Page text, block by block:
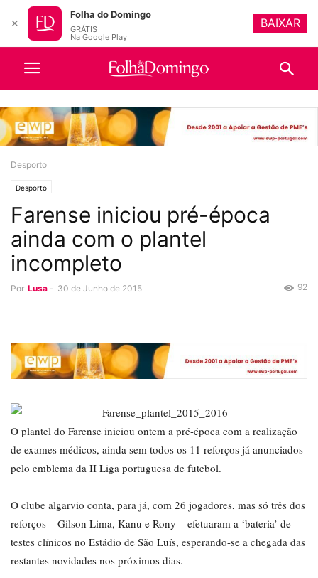
Desporto
Desporto
Farense iniciou pré-época
ainda com o plantel
incompleto
Por Lusa - 30 de Junho de 2015 92
O plantel do Farense iniciou ontem a pré-época com a realização
de exames médicos, ainda sem todos os 11 reforços já anunciados
pelo emblema da II Liga portuguesa de futebol.
O clube algarvio conta, para já, com 26 jogadores, mas só três dos
reforços – Gilson Lima, Kanu e Rony – efetuaram a ‘bateria’ de
testes clínicos no Estádio de São Luís, esperando-se a chegada das
restantes novidades nos próximos dias.
✕
Folha do Domingo
GRÁTIS
Na Google Play
BAIXAR